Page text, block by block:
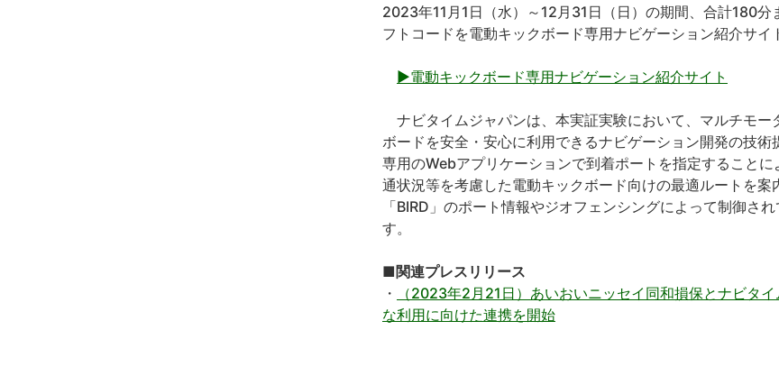
2023年11月1日（水）～12月31日（日）の期間、合計180
フトコードを電動キックボード専用ナビゲーション紹介サイ
▶電動キックボード専用ナビゲーション紹介サイト
ナビタイムジャパンは、本実証実験において、マルチモー
ボードを安全・安心に利用できるナビゲーション開発の技術
専用のWebアプリケーションで到着ポートを指定すること
通状況等を考慮した電動キックボード向けの最適ルートを案
「BIRD」のポート情報やジオフェンシングによって制御さ
す。
■関連プレスリリース
・
（2023年2月21日）あいおいニッセイ同和損保とナビタ
な利用に向けた連携を開始